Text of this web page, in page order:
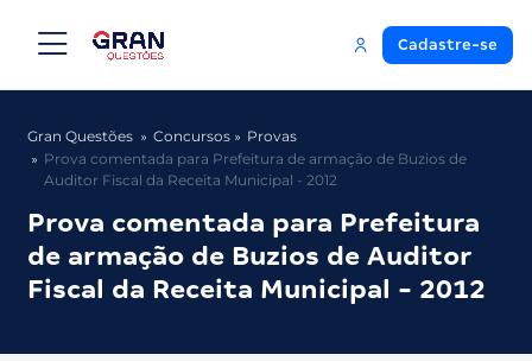
Cadastre-se
Gran Questões Concursos
Provas
Prova comentada para Prefeitura de armação de Buzios de
Auditor Fiscal da Receita Municipal - 2012
Prova comentada para Prefeitura
de armação de Buzios de Auditor
Fiscal da Receita Municipal - 2012